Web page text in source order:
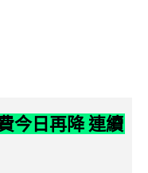
今日再降 連續